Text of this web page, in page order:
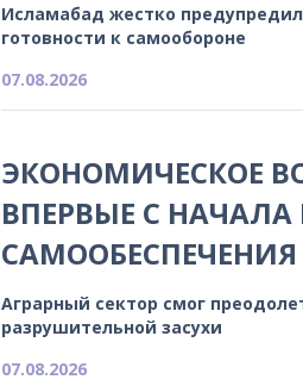
Исламабад жестко
готовности к самообороне
07.08.2026
ЭКОНОМИЧЕСКОЕ
ВПЕРВЫЕ С
Аграрный сектор смог
разрушительной засухи
07.08.2026